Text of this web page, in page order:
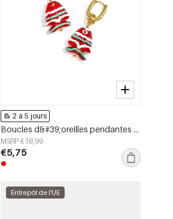
2 à 5 jours
Boucles d&#39;oreilles pendantes en acier inoxydable, motif poisson, collection Daily Simple, bijoux pour femmes
MSRP €18,99
€5,75
Entrepôt de l'UE